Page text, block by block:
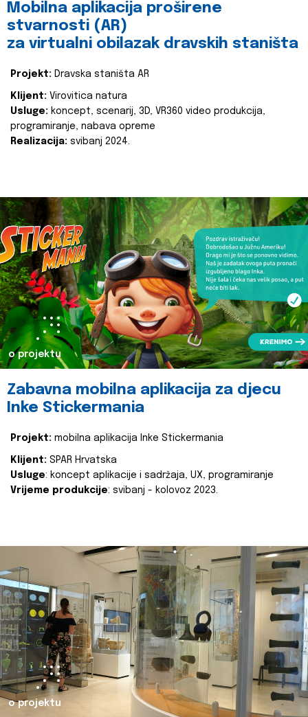
Mobilna aplikacija proširene
stvarnosti (AR)
za virtualni obilazak dravskih staništa
Projekt: Dravska staništa AR
Klijent: Virovitica natura
Usluge: koncept, scenarij, 3D, VR360 video produkcija,
programiranje, nabava opreme
Realizacija: svibanj 2024.
o projektu
Zabavna mobilna aplikacija za djecu
Inke Stickermania
Projekt: mobilna aplikacija Inke Stickermania
Klijent: SPAR Hrvatska
Usluge: koncept aplikacije i sadržaja, UX, programiranje
Vrijeme produkcije: svibanj - kolovoz 2023.
o projektu